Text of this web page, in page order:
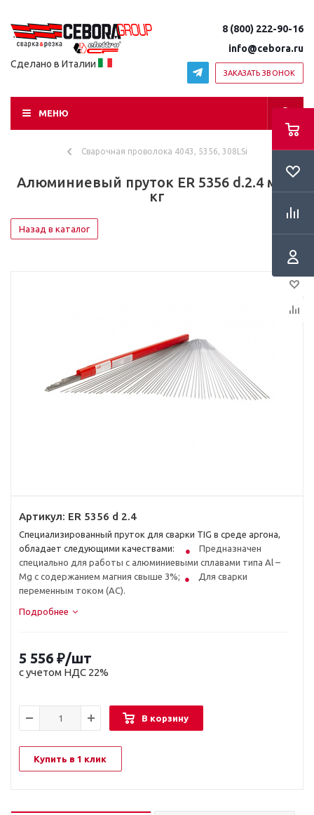
Сделано в Италии
8 (800) 222-90-16
info@cebora.ru
ЗАКАЗАТЬ ЗВОНОК
МЕНЮ
Сварочная проволока 4043, 5356, 308LSi
Алюминиевый пруток ER 5356 d.2.4 мм 5
кг
Назад в каталог
Артикул: ER 5356 d 2.4
Специализированный пруток для сварки TIG в среде аргона,
обладает следующими качествами:
Предназначен
специально для работы с алюминиевыми сплавами типа Al –
Mg с содержанием магния свыше 3%;
Для сварки
переменным током (AC).
Подробнее
5 556 ₽/шт
с учетом НДС 22%
В корзину
Купить в 1 клик